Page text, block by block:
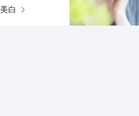
美白